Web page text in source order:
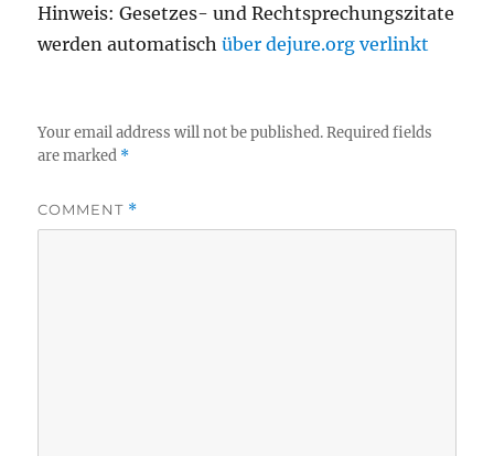
Hinweis: Gesetzes- und Rechtsprechungszitate
werden automatischüber dejure.org verlinkt
Your email address will not be published. Required fields
are marked *
COMMENT *